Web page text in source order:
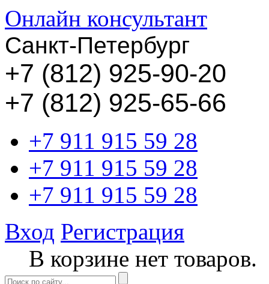
Онлайн консультант
Санкт-Петербург
+7 (812) 925-90-20
+7 (812) 925-65-66
+7 911 915 59 28
+7 911 915 59 28
+7 911 915 59 28
Вход Регистрация
В корзине нет товаров.